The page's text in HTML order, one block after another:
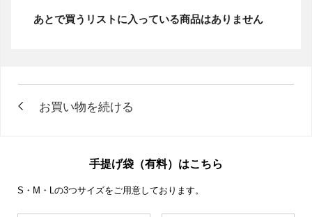
あとで買うリストに入っている商品はありません
手提げ袋（有料）はこちら
S・M・Lの3つサイズをご用意しております。